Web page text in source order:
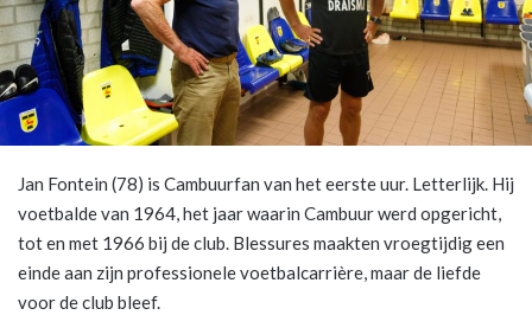
Jan Fontein (78) is Cambuurfan van het eerste uur. Letterlijk. Hij
voetbalde van 1964, het jaar waarin Cambuur werd opgericht,
tot en met 1966 bij de club. Blessures maakten vroegtijdig een
einde aan zijn professionele voetbalcarrière, maar de liefde
voor de club bleef.